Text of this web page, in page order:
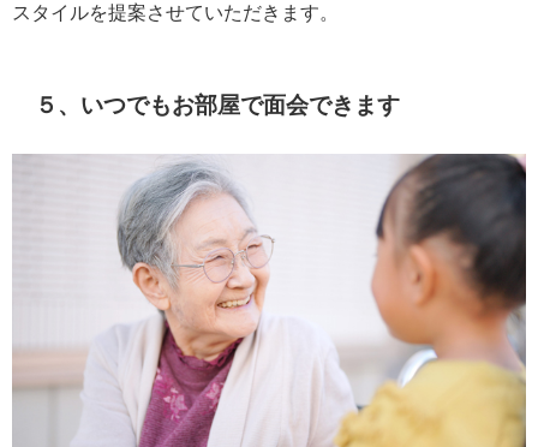
スタイルを提案させていただきます。
５、いつでもお部屋で面会できます